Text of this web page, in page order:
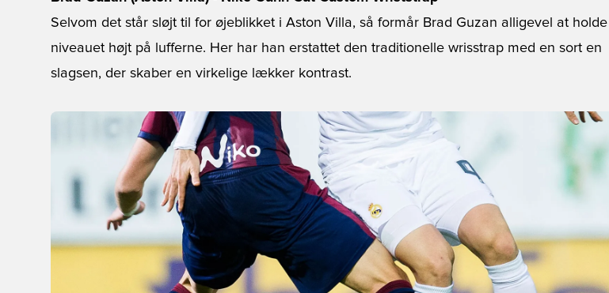
Selvom det står sløjt til for øjeblikket i Aston Villa, så formår Brad Guzan alligevel at holde
niveauet højt på lufferne. Her har han erstattet den traditionelle wrisstrap med en sort en
slagsen, der skaber en virkelige lækker kontrast.